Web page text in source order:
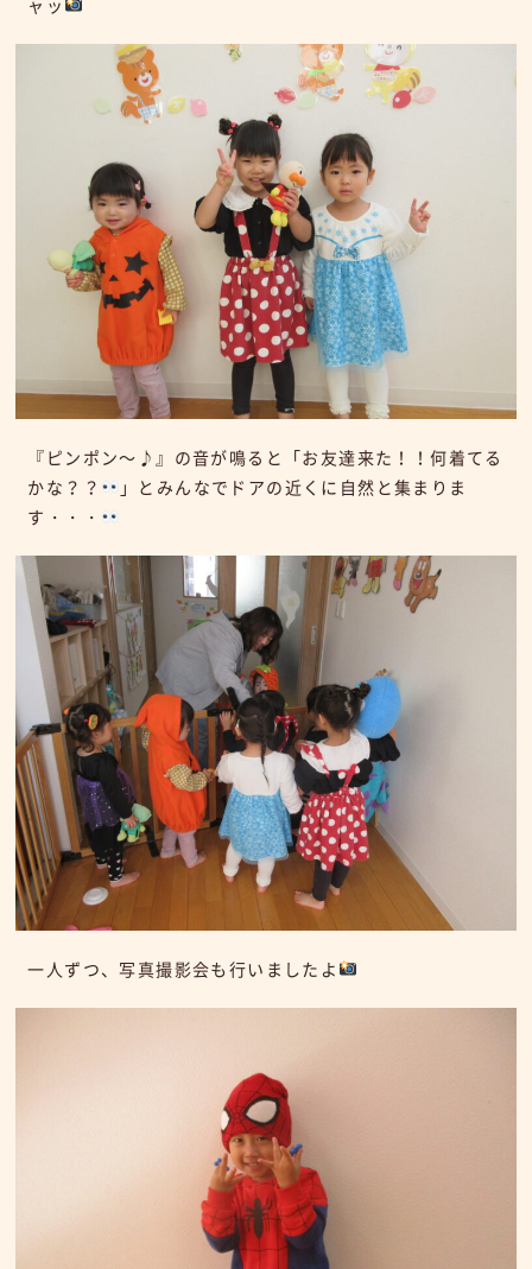
ャッ
『ピンポン～♪』の音が鳴ると「お友達来た！！何着てる
かな？？
」とみんなでドアの近くに自然と集まりま
す・・・
一人ずつ、写真撮影会も行いましたよ